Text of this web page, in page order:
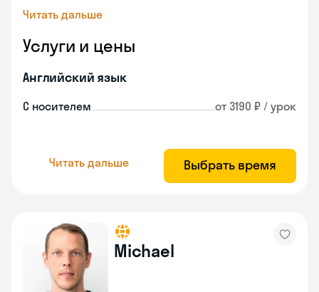
Читать дальше
Услуги и цены
Английский язык
С носителем от 3190 ₽ / урок
Читать дальше Выбрать время
Michael